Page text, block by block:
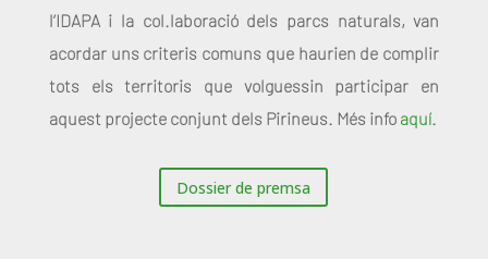
l’IDAPA i la col.laboració dels parcs naturals, van
acordar uns criteris comuns que haurien de complir
tots els territoris que volguessin participar en
aquest projecte conjunt dels Pirineus. Més info aquí.
Dossier de premsa